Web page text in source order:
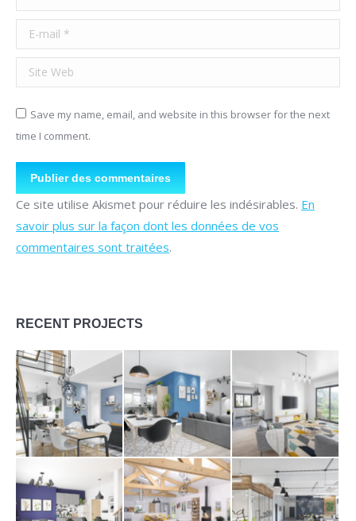
E-mail *
Site Web
Save my name, email, and website in this browser for the next
time I comment.
Publier des commentaires
Ce site utilise Akismet pour réduire les indésirables. En
savoir plus sur la façon dont les données de vos
commentaires sont traitées.
RECENT PROJECTS